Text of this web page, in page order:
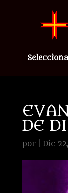
DE
por Dic